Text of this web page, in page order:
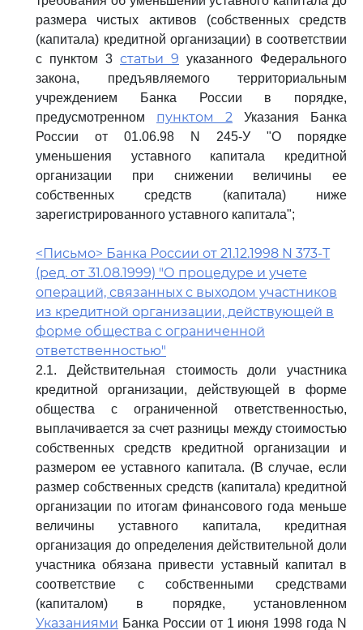
размера чистых активов (собственных средств
(капитала) кредитной организации) в соответствии
с пунктом 3 статьи 9 указанного Федерального
закона, предъявляемого территориальным
учреждением Банка России в порядке,
предусмотренном пунктом 2 Указания Банка
России от 01.06.98 N 245-У "О порядке
уменьшения уставного капитала кредитной
организации при снижении величины ее
собственных средств (капитала) ниже
зарегистрированного уставного капитала";
<Письмо> Банка России от 21.12.1998 N 373-Т
(ред. от 31.08.1999) "О процедуре и учете
операций, связанных с выходом участников
из кредитной организации, действующей в
форме общества с ограниченной
ответственностью"
2.1. Действительная стоимость доли участника
кредитной организации, действующей в форме
общества с ограниченной ответственностью,
выплачивается за счет разницы между стоимостью
собственных средств кредитной организации и
размером ее уставного капитала. (В случае, если
размер собственных средств (капитала) кредитной
организации по итогам финансового года меньше
величины уставного капитала, кредитная
организация до определения действительной доли
участника обязана привести уставный капитал в
соответствие с собственными средствами
(капиталом) в порядке, установленном
Указаниями Банка России от 1 июня 1998 года N